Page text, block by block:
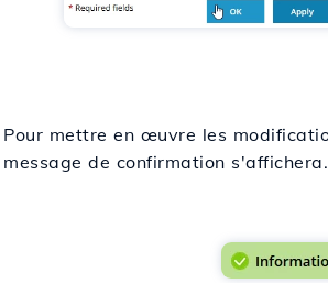
Pour mettre en œuvre les
message de confirmation s'affichera.